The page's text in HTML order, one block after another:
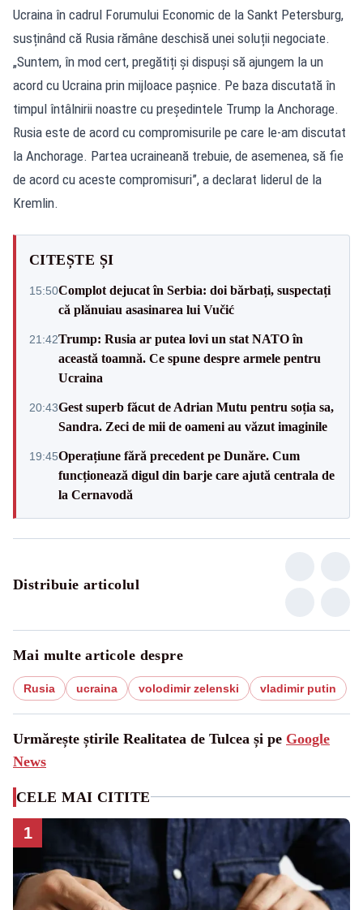
Ucraina în cadrul Forumului Economic de la Sankt Petersburg,
susținând că Rusia rămâne deschisă unei soluții negociate.
„Suntem, în mod cert, pregătiți și dispuși să ajungem la un
acord cu Ucraina prin mijloace pașnice. Pe baza discutată în
timpul întâlnirii noastre cu președintele Trump la Anchorage.
Rusia este de acord cu compromisurile pe care le-am discutat
la Anchorage. Partea ucraineană trebuie, de asemenea, să fie
de acord cu aceste compromisuri”, a declarat liderul de la
Kremlin.
CITEȘTE ȘI
15:50Complot dejucat în Serbia: doi bărbați, suspectați
că plănuiau asasinarea lui Vučić
21:42Trump: Rusia ar putea lovi un stat NATO în
această toamnă. Ce spune despre armele pentru
Ucraina
20:43Gest superb făcut de Adrian Mutu pentru soția sa,
Sandra. Zeci de mii de oameni au văzut imaginile
19:45Operațiune fără precedent pe Dunăre. Cum
funcționează digul din barje care ajută centrala de
la Cernavodă
Distribuie articolul
Mai multe articole despre
Rusia ucraina volodimir zelenski vladimir putin
Urmărește știrile Realitatea de Tulcea și pe Google
News
CELE MAI CITITE
1